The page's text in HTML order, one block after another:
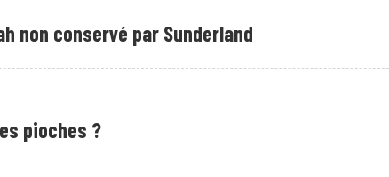
non conservé par Sunderland
pioches ?